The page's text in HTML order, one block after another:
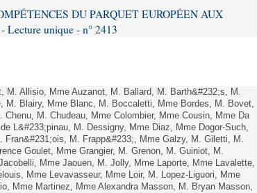
DU PARQUET EUROPÉEN AUX
unique - n° 2413
M. Allisio, Mme Auzanot, M. Ballard, M. Barth&#232;s, M.
M. Blairy, Mme Blanc, M. Boccaletti, Mme Bordes, M. Bovet,
M. Chudeau, Mme Colombier, Mme Cousin, Mme Da
L&#233;pinau, M. Dessigny, Mme Diaz, Mme Dogor-Such,
Fran&#231;ois, M. Frapp&#233;, Mme Galzy, M. Giletti, M.
Goulet, Mme Grangier, M. Grenon, M. Guiniot, M.
Mme Jaouen, M. Jolly, Mme Laporte, Mme Lavalette,
Mme Levavasseur, Mme Loir, M. Lopez-Liguori, Mme
Mme Martinez, Mme Alexandra Masson, M. Bryan Masson,